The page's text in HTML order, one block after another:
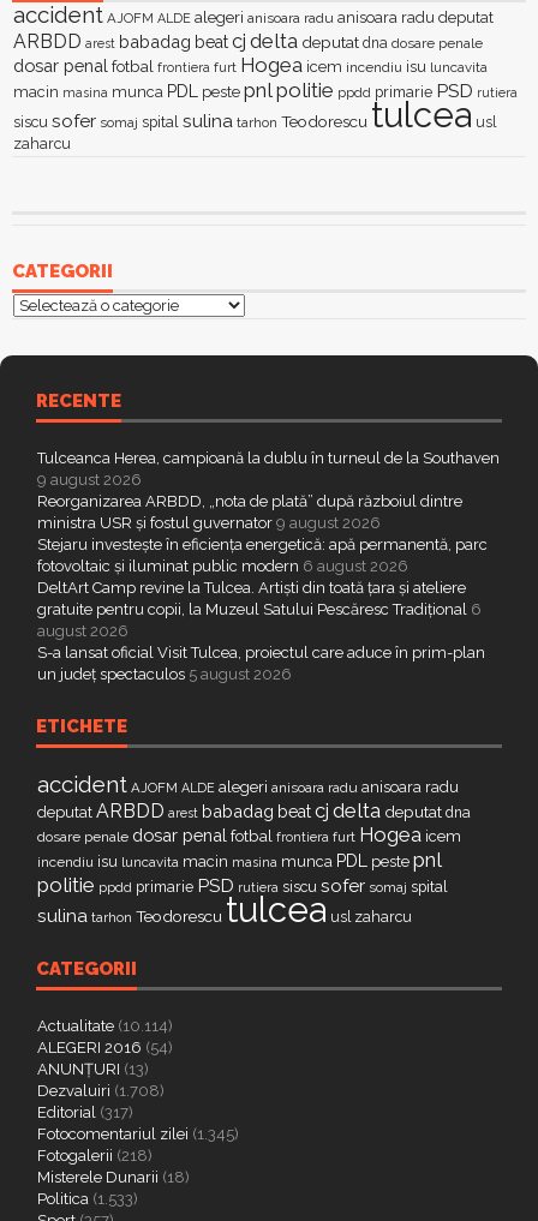
accident AJOFM ALDE alegeri anisoara radu anisoara radu deputat
ARBDD arest babadag beatcj delta deputat dna dosare penale
dosar penal fotbal frontiera furt Hogea icem incendiu isu luncavita
macin masina munca PDL peste pnlpolitie ppdd primarie PSD rutiera
siscu sofer somaj spital sulina tarhon Teodorescu tulcea usl
zaharcu
CATEGORII
Categorii
RECENTE
Tulceanca Herea, campioană la dublu în turneul de la Southaven
9 august 2026
Reorganizarea ARBDD, „nota de plată” după războiul dintre
ministra USR și fostul guvernator 9 august 2026
Stejaru investește în eficiența energetică: apă permanentă, parc
fotovoltaic și iluminat public modern 6 august 2026
DeltArt Camp revine la Tulcea. Artiști din toată țara și ateliere
gratuite pentru copii, la Muzeul Satului Pescăresc Tradițional 6
august 2026
S-a lansat oficial Visit Tulcea, proiectul care aduce în prim-plan
un județ spectaculos 5 august 2026
ETICHETE
accident AJOFM ALDE alegeri anisoara radu anisoara radu
deputat ARBDD arest babadag beatcj delta deputat dna
dosare penale dosar penal fotbal frontiera furt Hogea icem
incendiu isu luncavita macin masina munca PDL peste pnl
politie ppdd primarie PSD rutiera siscu sofer somaj spital
sulina tarhon Teodorescu tulcea usl zaharcu
CATEGORII
Actualitate (10.114)
ALEGERI 2016 (54)
ANUNȚURI (13)
Dezvaluiri (1.708)
Editorial (317)
Fotocomentariul zilei (1.345)
Fotogalerii (218)
Misterele Dunarii (18)
Politica (1.533)